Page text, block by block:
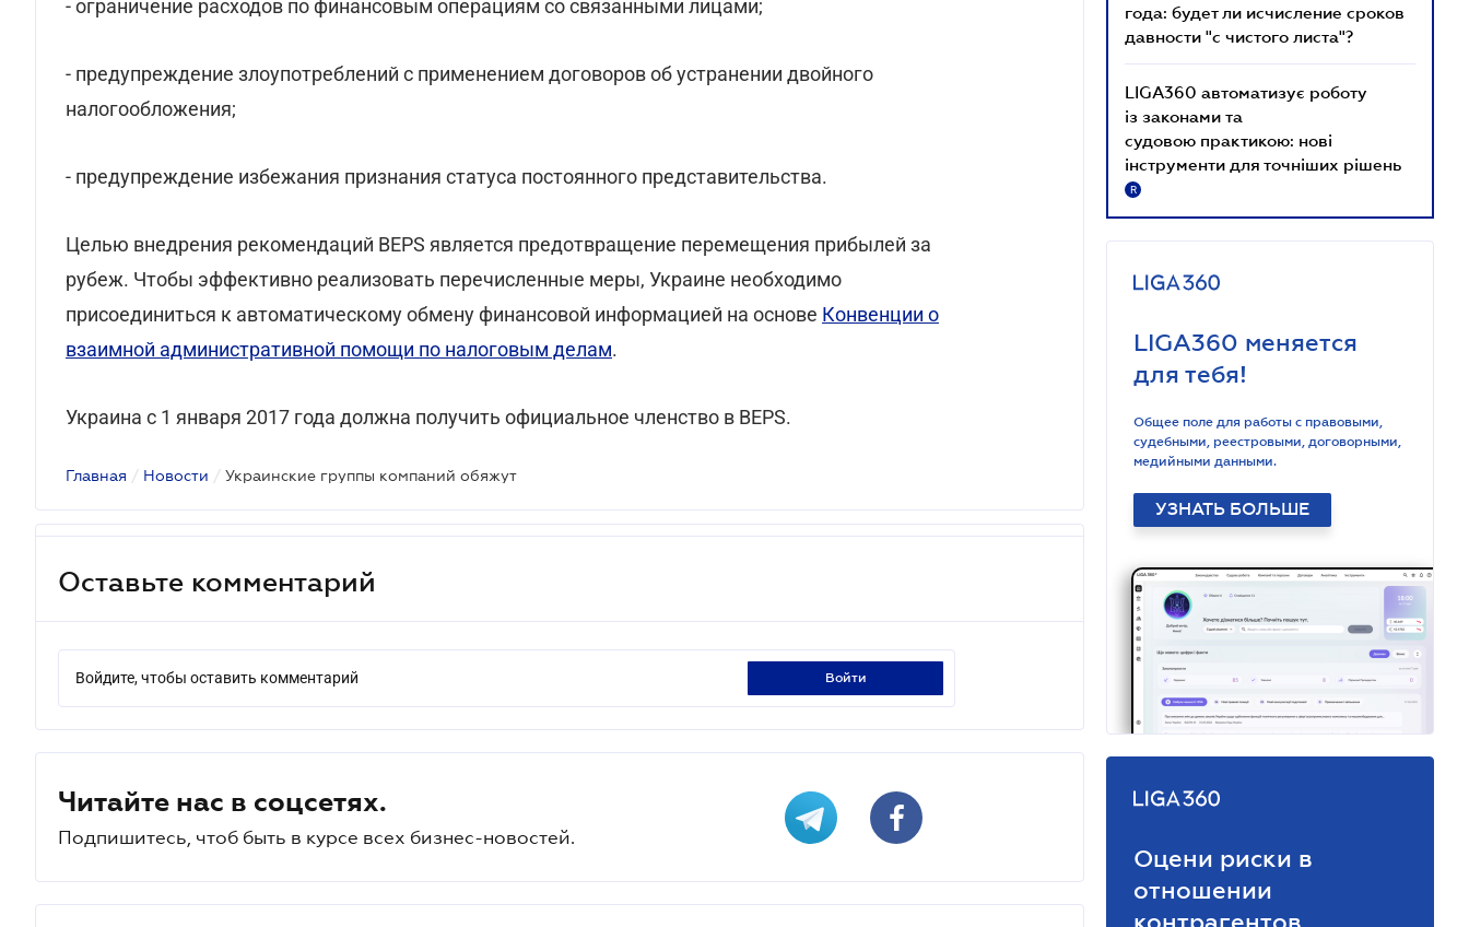
- ограничение расходов по финансовым операциям со связанными лицами;
- предупреждение злоупотреблений с применением договоров об устранении двойного
налогообложения;
- предупреждение избежания признания статуса постоянного представительства.
Целью внедрения рекомендаций BEPS является предотвращение перемещения прибылей за
рубеж. Чтобы эффективно реализовать перечисленные меры, Украине необходимо
присоединиться к автоматическому обмену финансовой информацией на основе Конвенции о
взаимной административной помощи по налоговым делам.
Украина с 1 января 2017 года должна получить официальное членство в BEPS.
Главная / Новости / Украинские группы компаний обяжут
Оставьте комментарий
Войдите, чтобы оставить комментарий войти
Читайте нас в соцсетях.
Подпишитесь, чтоб быть в курсе всех бизнес-новостей.
года: будет ли исчисление сроков
давности "с чистого листа"?
LIGA360 автоматизує роботу
із законами та
судовою практикою: нові
інструменти для точніших рішень
R
LIGA360 меняется
для тебя!
Общее поле для работы с правовыми,
судебными, реестровыми, договорными,
медийными данными.
УЗНАТЬ БОЛЬШЕ
Оцени риски в
отношении